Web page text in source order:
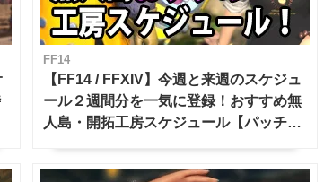
FF14
【FF14 / FFXIV】今週と来週のスケジュ
ール２週間分を一気に登録！おすすめ無
人島・開拓工房スケジュール【パッチ7.x